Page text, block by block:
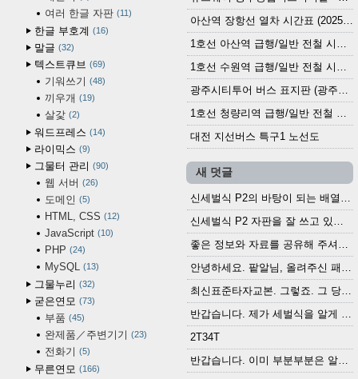
여러 한글 자판 11
한글 부호계 16
말글 32
텍스트큐브 69
기워쓰기 48
끼우개 19
살갗 2
워드프레스 14
라이믹스 9
그물터 관리 90
웹 서버 26
도메인 5
HTML, CSS 12
JavaScript 10
PHP 24
MySQL 13
그물누리 32
굳은연모 73
부품 45
완제품／주변기기 23
전화기 5
무른연모 166
아산역 장항선 열차 시간표 (2025.12.30 기준) (무궁화호, ITX-마음, 새마을호, 서해금빛열차)
1호선 아산역 급행/일반 전철 시간표 (2025.12.30~)
1호선 수원역 급행/일반 전철 시간표 (2025.12.30~)
광주시티투어 버스 표지판 (광주역 정류장) (2024?)
1호선 청량리역 급행/일반 전철 시간표 · 노선도 (2025.12.30~)
대전 지선버스 특구1 노선도
새 덧글
신세벌식 P2의 바탕이 되는 배열이나 주요 기능...
신세벌식 P2 자판을 잘 쓰고 있습니다. 쓰기 편리...
좋은 정보와 자료를 공유해 주셔서 고맙습니다....
안녕하세요. 팥알님, 올려주신 패치 여러모로 감사...
최신표준타자교본. 그렇죠. 그 당시에 최신 표준...
반갑습니다. 제가 세벌식을 알게 되어 세벌식 써...
2T34T
반갑습니다. 이미 부분부분은 알려진 정보들이...